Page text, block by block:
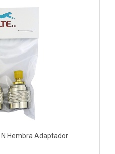
N Hembra Adaptador